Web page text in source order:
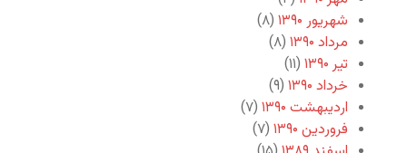
شهریور ۱۳۹۰
(۸)
مرداد ۱۳۹۰
(۸)
تیر ۱۳۹۰
(۱۱)
خرداد ۱۳۹۰
(۹)
اردیبهشت ۱۳۹۰
(۷)
فروردین ۱۳۹۰
(۷)